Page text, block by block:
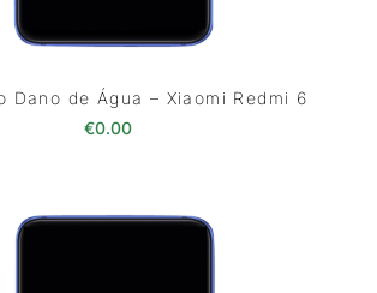
Dano de Água – Xiaomi Redmi 6
€0.00